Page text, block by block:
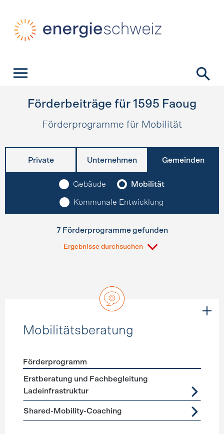
Förderbeiträge für 1595 Faoug
Förderprogramme für Mobilität
Private Unternehmen Gemeinden
Gebäude Mobilität
Kommunale Entwicklung
7 Förderprogramme gefunden
Ergebnisse durchsuchen
Mobilitätsberatung
Förderprogramme Mobilitätsberatung
Förderprogramm
Erstberatung und Fachbegleitung
Ladeinfrastruktur
Shared-Mobility-Coaching